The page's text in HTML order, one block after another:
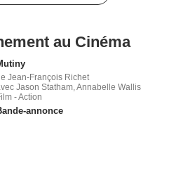
au Cinéma
Jean-François Richet
Jason Statham, Annabelle Wallis
- Action
annonce